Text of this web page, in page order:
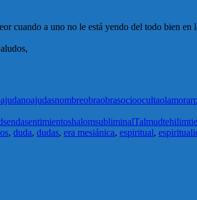
cuando a uno no le está yendo del todo bien en
noajudasnombreobraobrasocioocultaolamorar
sendasentimientoshalomsubliminalTalmudtehilim
, duda, dudas, era mesiánica, espiritual,